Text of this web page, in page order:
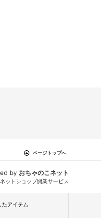
ページトップへ
by おちゃのこネット
ットショップ開業サービス
たアイテム